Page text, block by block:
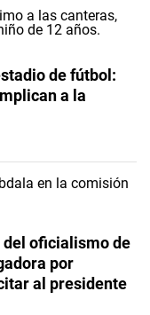
de fútbol:
a la
oficialismo de
por
al presidente